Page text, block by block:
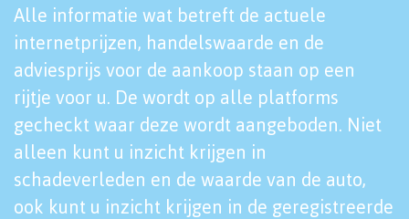
Alle informatie wat betreft de actuele
internetprijzen, handelswaarde en de
adviesprijs voor de aankoop staan op een
rijtje voor u. De wordt op alle platforms
gecheckt waar deze wordt aangeboden. Niet
alleen kunt u inzicht krijgen in
schadeverleden en de waarde van de auto,
ook kunt u inzicht krijgen in de geregistreerde